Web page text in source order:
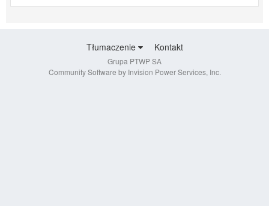
Tłumaczenie Kontakt
Grupa PTWP SA
Community Software by Invision Power Services, Inc.